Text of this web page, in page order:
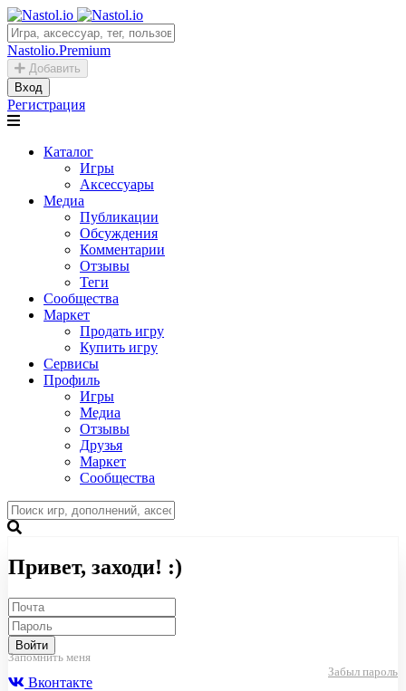
Nastolio.Premium
Добавить
Вход
Регистрация
Каталог
Игры
Аксессуары
Медиа
Публикации
Обсуждения
Комментарии
Отзывы
Теги
Сообщества
Маркет
Продать игру
Купить игру
Сервисы
Профиль
Игры
Медиа
Отзывы
Друзья
Маркет
Сообщества
Привет, заходи! :)
Войти
Запомнить меня
Забыл пароль
Вконтакте